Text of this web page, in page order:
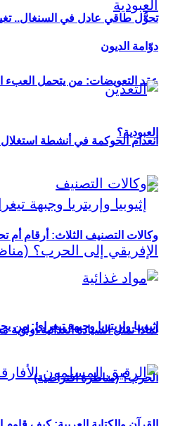
عقد التعويضات: من يتحمل العبء
العبودية؟
إثيوبيا وإريتريا وجبهة تيغراي: من
الحرب؟ (مناظرة افتراضية)
تحوُّل طاقي عادل في السنغال..
دوّامة الديون
انعدام الحوكمة في أنشطة
وكالات التصنيف الثلاث: أرقام أم
لماذا تمثل السيادة الغذائية أولوية